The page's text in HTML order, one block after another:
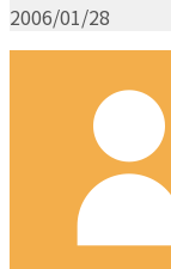
2006/01/28